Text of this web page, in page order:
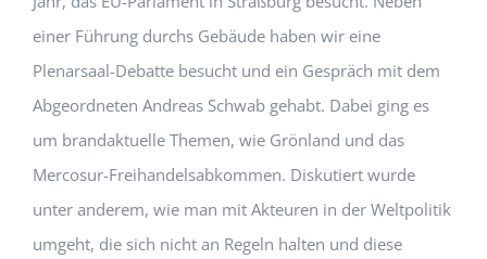
einer Führung durchs Gebäude haben wir eine
Plenarsaal-Debatte besucht und ein Gespräch mit dem
Abgeordneten Andreas Schwab gehabt. Dabei ging es
um brandaktuelle Themen, wie Grönland und das
Mercosur-Freihandelsabkommen. Diskutiert wurde
unter anderem, wie man mit Akteuren in der Weltpolitik
umgeht, die sich nicht an Regeln halten und diese